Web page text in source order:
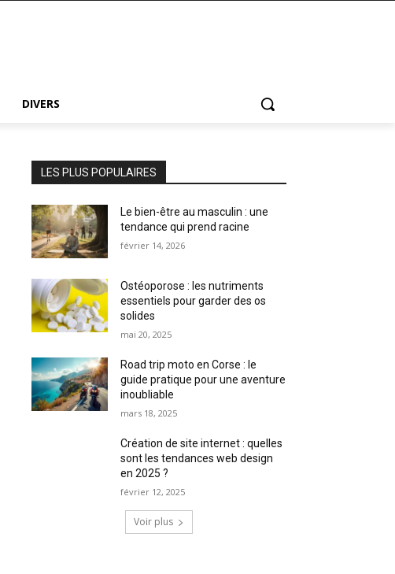
DIVERS
LES PLUS POPULAIRES
Le bien-être au masculin : une
tendance qui prend racine
février 14, 2026
Ostéoporose : les nutriments
essentiels pour garder des os
solides
mai 20, 2025
Road trip moto en Corse : le
guide pratique pour une aventure
inoubliable
mars 18, 2025
Création de site internet : quelles
sont les tendances web design
en 2025 ?
février 12, 2025
Voir plus